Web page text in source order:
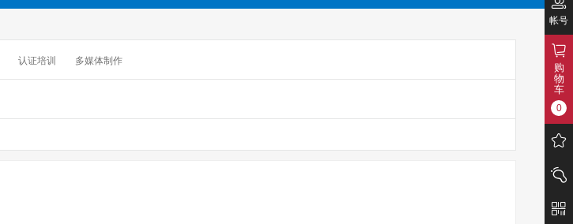
认证培训 多媒体制作
帐号
购
物
车
0